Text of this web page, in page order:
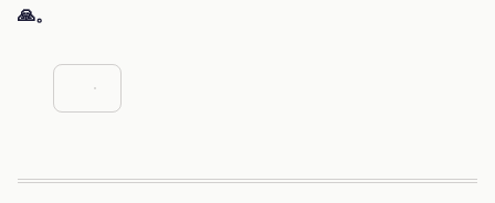
🙏。